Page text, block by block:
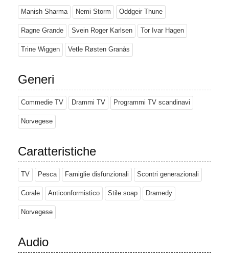
Manish Sharma Nemi Storm Oddgeir Thune
Ragne Grande Svein Roger Karlsen Tor Ivar Hagen
Trine Wiggen Vetle Røsten Granås
Generi
Commedie TV Drammi TV Programmi TV scandinavi
Norvegese
Caratteristiche
TV Pesca Famiglie disfunzionali Scontri generazionali
Corale Anticonformistico Stile soap Dramedy
Norvegese
Audio